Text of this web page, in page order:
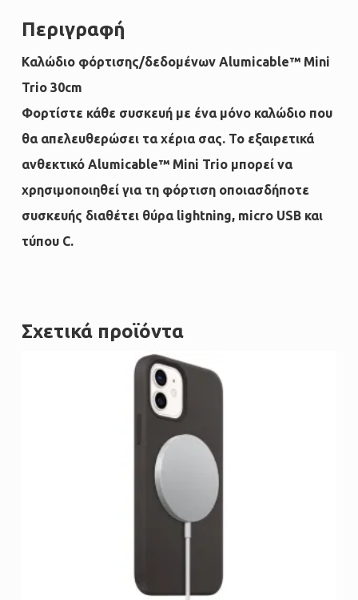
Περιγραφή
Καλώδιο φόρτισης/δεδομένων Alumicable™ Mini
Trio 30cm
Φορτίστε κάθε συσκευή με ένα μόνο καλώδιο που
θα απελευθερώσει τα χέρια σας. Το εξαιρετικά
ανθεκτικό Alumicable™ Mini Trio μπορεί να
χρησιμοποιηθεί για τη φόρτιση οποιασδήποτε
συσκευής διαθέτει θύρα lightning, micro USB και
τύπου C.
Σχετικά προϊόντα